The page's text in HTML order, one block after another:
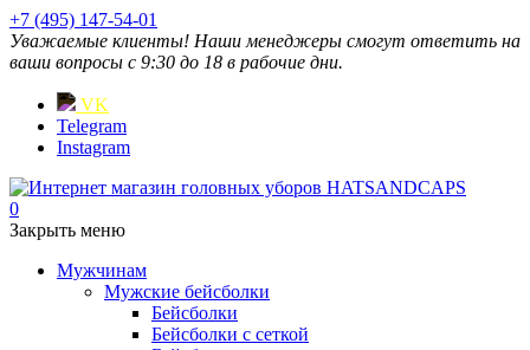
+7 (495) 147-54-01
Уважаемые клиенты! Наши менеджеры смогут ответить на
ваши вопросы с 9:30 до 18 в рабочие дни.
VK
Telegram
Instagram
0
Закрыть меню
Мужчинам
Мужские бейсболки
Бейсболки
Бейсболки с сеткой